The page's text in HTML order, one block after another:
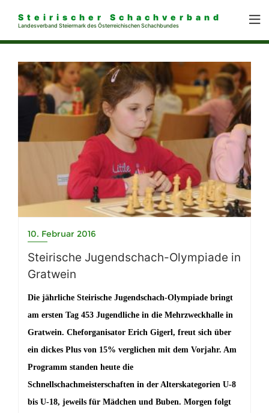
Steirischer Schachverband
Landesverband Steiermark des Österreichischen Schachbundes
10. Februar 2016
Steirische Jugendschach-Olympiade in
Gratwein
Die jährliche Steirische Jugendschach-Olympiade bringt
am ersten Tag 453 Jugendliche in die Mehrzweckhalle in
Gratwein. Cheforganisator Erich Gigerl, freut sich über
ein dickes Plus von 15% verglichen mit dem Vorjahr. Am
Programm standen heute die
Schnellschachmeisterschaften in der Alterskategorien U-8
bis U-18, jeweils für Mädchen und Buben. Morgen folgt